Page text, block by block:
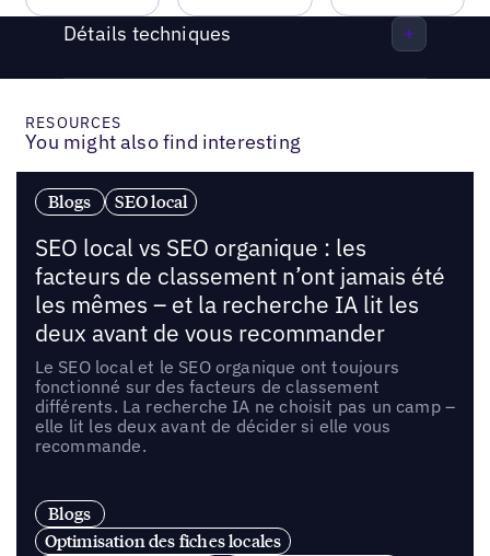
Détails techniques
RESOURCES
You might also find interesting
Blogs SEO local
SEO local vs SEO organique : les
facteurs de classement n’ont jamais été
les mêmes – et la recherche IA lit les
deux avant de vous recommander
Le SEO local et le SEO organique ont toujours
fonctionné sur des facteurs de classement
différents. La recherche IA ne choisit pas un camp –
elle lit les deux avant de décider si elle vous
recommande.
Blogs
Optimisation des fiches locales